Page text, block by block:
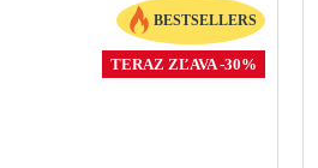
BESTSELLERS
TERAZ ZĽAVA -30%